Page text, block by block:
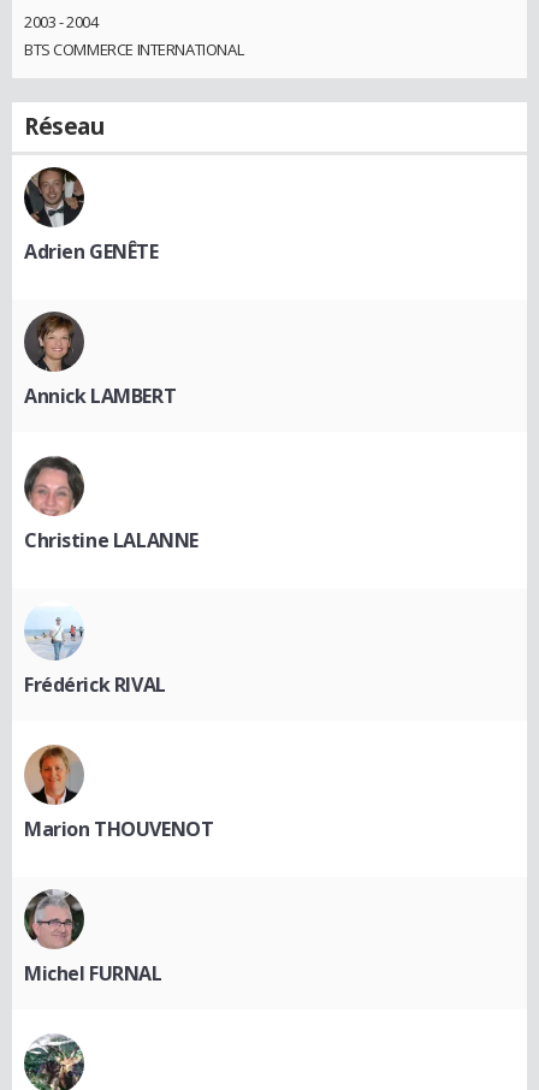
2003 - 2004
BTS COMMERCE INTERNATIONAL
Réseau
Adrien GENÊTE
Annick LAMBERT
Christine LALANNE
Frédérick RIVAL
Marion THOUVENOT
Michel FURNAL